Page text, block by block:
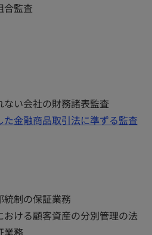
合監査
い会社の財務諸表監査
金融商品取引法に準ずる監査
統制の保証業務
ける顧客資産の分別管理の法
業務